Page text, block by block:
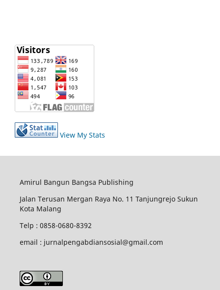
View My Stats
Amirul Bangun Bangsa Publishing
Jalan Terusan Mergan Raya No. 11 Tanjungrejo Sukun
Kota Malang
Telp : 0858-0680-8392
email : jurnalpengabdiansosial@gmail.com